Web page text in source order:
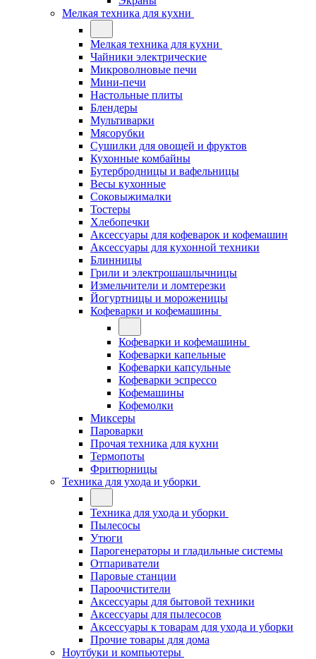
Мелкая техника для кухни
Мелкая техника для кухни
Чайники электрические
Микроволновые печи
Мини-печи
Настольные плиты
Блендеры
Мультиварки
Мясорубки
Сушилки для овощей и фруктов
Кухонные комбайны
Бутербродницы и вафельницы
Весы кухонные
Соковыжималки
Тостеры
Хлебопечки
Аксессуары для кофеварок и кофемашин
Аксессуары для кухонной техники
Блинницы
Грили и электрошашлычницы
Измельчители и ломтерезки
Йогуртницы и мороженицы
Кофеварки и кофемашины
Кофеварки и кофемашины
Кофеварки капельные
Кофеварки капсульные
Кофеварки эспрессо
Кофемашины
Кофемолки
Миксеры
Пароварки
Прочая техника для кухни
Термопоты
Фритюрницы
Техника для ухода и уборки
Техника для ухода и уборки
Пылесосы
Утюги
Парогенераторы и гладильные системы
Отпариватели
Паровые станции
Пароочистители
Аксессуары для бытовой техники
Аксессуары для пылесосов
Аксессуары к товарам для ухода и уборки
Прочие товары для дома
Ноутбуки и компьютеры